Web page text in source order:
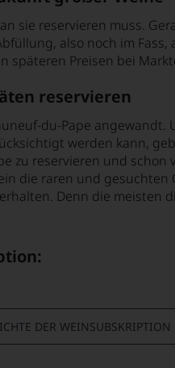
sie reservieren muss.
also noch im
späteren Preisen bei
reservieren
du-Pape
werden kann,
zu reservieren und
die raren und
Denn die
DER WEINSUBSKRIPTION